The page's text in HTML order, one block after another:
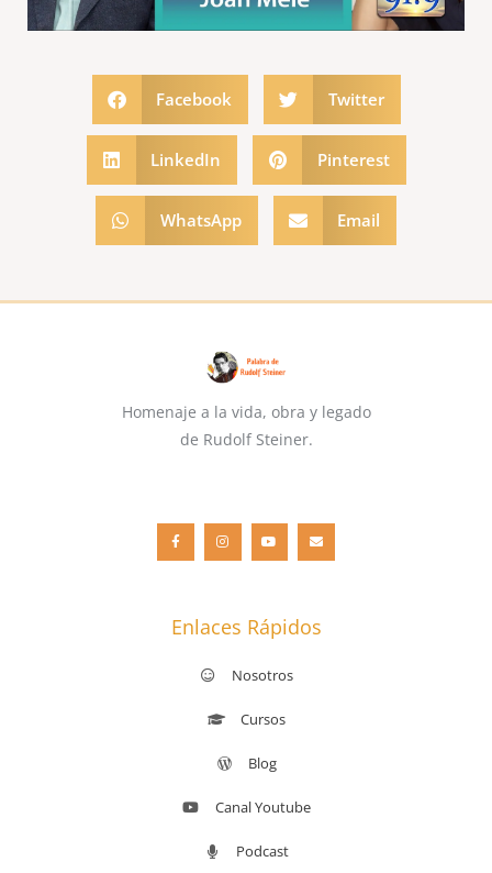
Facebook Twitter
LinkedIn Pinterest
WhatsApp Email
Homenaje a la vida, obra y legado
de Rudolf Steiner.
c
e
b
o
s
t
a
g
u
t
u
b
v
e
l
o
Enlaces Rápidos
Nosotros
Cursos
Blog
Canal Youtube
Podcast